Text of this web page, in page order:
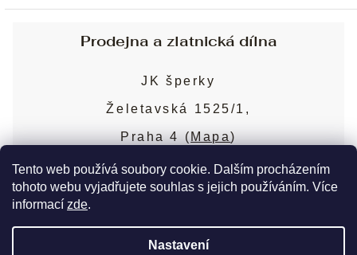
Tento web používá soubory cookie. Dalším procházením
tohoto webu vyjadřujete souhlas s jejich používáním. Více
informací zde.
Nastavení
Sjednání osobní schůzky
Obchodní podmínky
Puncovní značky
Blog
Nejčastější dotazy
Prodejna a zlatnická dílna
JK šperky
Želetavská 1525/1,
Praha 4 ( Mapa)
Více o prodejně
Copyright 2026JK šperky. Všechna práva